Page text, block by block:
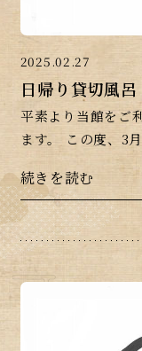
2025.02.27
日帰り貸切風
平素より当館をご
ます。 この度、3
呂を終了させてい
大変ご不便をおか
続きを読む